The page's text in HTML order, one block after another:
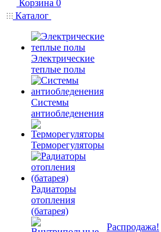
Корзина 0
Каталог
Электрические
теплые полы
Системы
антиобледенения
Терморегуляторы
Радиаторы
отопления
(батарея)
Распродажа!